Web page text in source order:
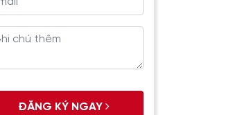
ĐĂNG KÝ NGAY